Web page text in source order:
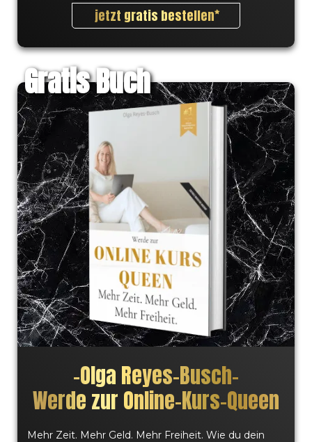
jetzt gratis bestellen
Gratis Buch
–Olga Reyes-Busch–
Werde zur Online-Kurs-Queen
Mehr Zeit. Mehr Geld. Mehr Freiheit. Wie du dein